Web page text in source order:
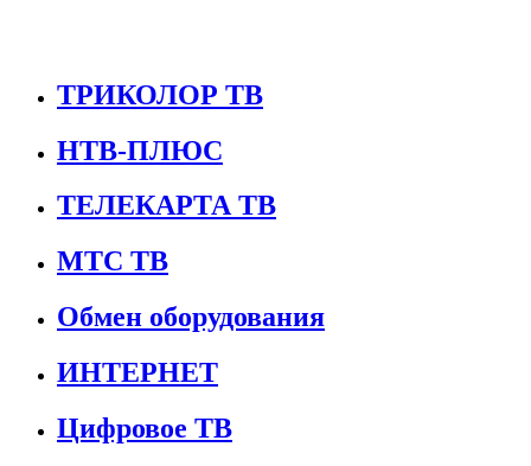
ТРИКОЛОР ТВ
НТВ-ПЛЮС
ТЕЛЕКАРТА ТВ
МТС ТВ
Обмен оборудования
ИНТЕРНЕТ
Цифровое ТВ